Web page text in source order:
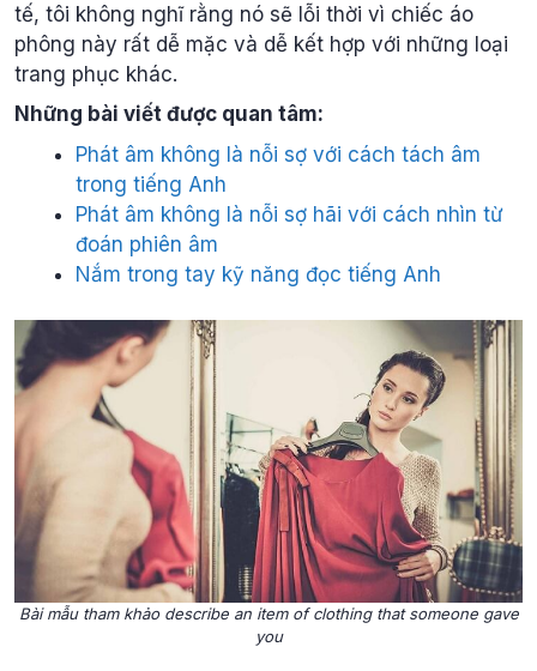
tế, tôi không nghĩ rằng nó sẽ lỗi thời vì chiếc áo
phông này rất dễ mặc và dễ kết hợp với những loại
trang phục khác.
Những bài viết được quan tâm:
Phát âm không là nỗi sợ với cách tách âm
trong tiếng Anh
Phát âm không là nỗi sợ hãi với cách nhìn từ
đoán phiên âm
Nắm trong tay kỹ năng đọc tiếng Anh
Bài mẫu tham khảo describe an item of clothing that someone gave
you